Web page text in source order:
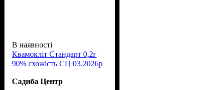
В наявності
Квамокліт Стандарт 0,2г
90% схожість СЦ 03.2026р
Садиба Центр